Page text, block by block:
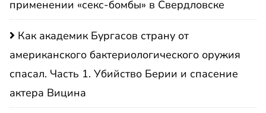
применении «секс-бомбы» в Свердловске
Как академик Бургасов страну от
американского бактериологического оружия
спасал. Часть 1. Убийство Берии и спасение
актера Вицина